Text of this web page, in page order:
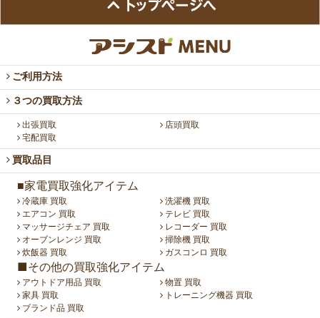
ご利用方法
３つの買取方法
出張買取
店頭買取
宅配買取
買取品目
■家電買取強化アイテム
冷蔵庫 買取
洗濯機 買取
エアコン 買取
テレビ 買取
マッサージチェア 買取
レコーダー 買取
オーブンレンジ 買取
掃除機 買取
炊飯器 買取
ガスコンロ 買取
■その他の買取強化アイテム
アウトドア用品 買取
物置 買取
家具 買取
トレーニング機器 買取
ブランド品 買取